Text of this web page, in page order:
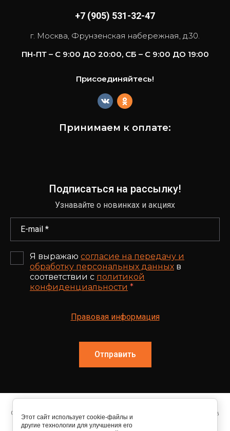
+7 (905) 531-32-47
г. Москва, Фрунзенская набережная, д.30.
ПН-ПТ – С 9:00 ДО 20:00, СБ – С 9:00 ДО 19:00
Принимаем к оплате:
Подписаться на рассылку!
Узнавайте о новинках и акциях
Я выражаю согласие на передачу и
обработку персональных данных в
соответствии с политикой
конфиденциальности *
Правовая информация
Отправить
Присоединяйтесь!
© 2015 - 2026 lightdim.ru Все наименования брендов
и артикулы приведены в оригинальном написании
Этот сайт использует cookie-файлы и
другие технологии для улучшения его